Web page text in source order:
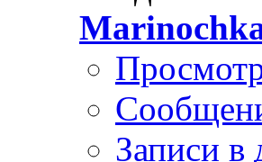
Записи в